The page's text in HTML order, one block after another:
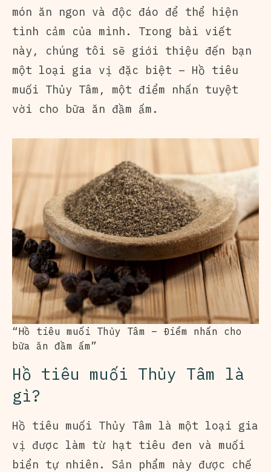
món ăn ngon và độc đáo để thể hiện
tình cảm của mình. Trong bài viết
này, chúng tôi sẽ giới thiệu đến bạn
một loại gia vị đặc biệt – Hồ tiêu
muối Thủy Tâm, một điểm nhấn tuyệt
vời cho bữa ăn đầm ấm.
“Hồ tiêu muối Thủy Tâm – Điểm nhấn cho
bữa ăn đầm ấm”
Hồ tiêu muối Thủy Tâm là
gì?
Hồ tiêu muối Thủy Tâm là một loại gia
vị được làm từ hạt tiêu đen và muối
biển tự nhiên. Sản phẩm này được chế